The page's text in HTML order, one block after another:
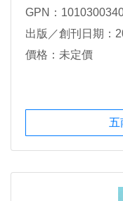
GPN：
出版／創刊日期：
價格：未定價
五